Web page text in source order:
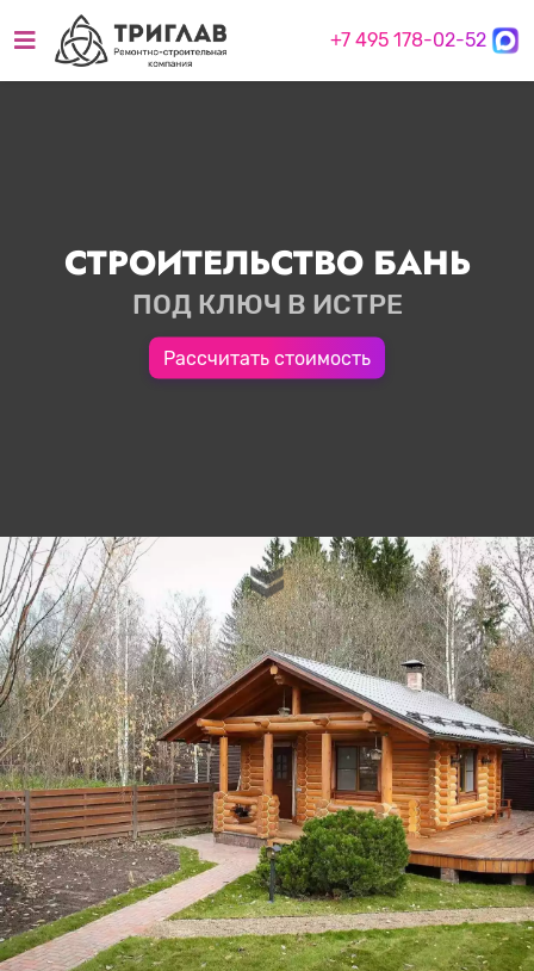
+7 495 178-02-52
СТРОИТЕЛЬСТВО БАНЬ
ПОД КЛЮЧ В ИСТРЕ
Рассчитать стоимость